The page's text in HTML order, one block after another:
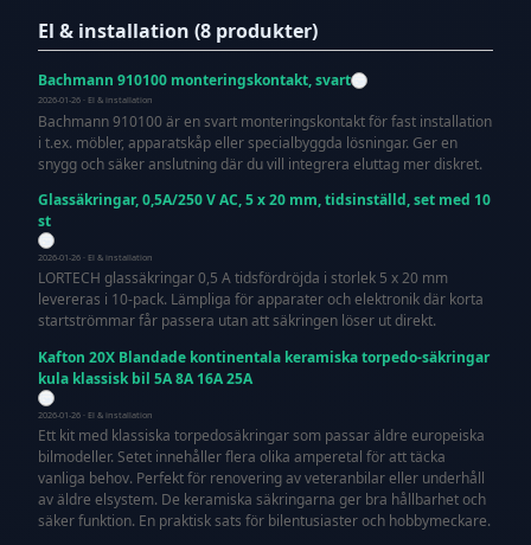
El & installation (8 produkter)
Bachmann 910100 monteringskontakt, svart
2026-01-26 · El & installation
Bachmann 910100 är en svart monteringskontakt för fast installation
i t.ex. möbler, apparatskåp eller specialbyggda lösningar. Ger en
snygg och säker anslutning där du vill integrera eluttag mer diskret.
Glassäkringar, 0,5A/250 V AC, 5 x 20 mm, tidsinställd, set med 10
st
2026-01-26 · El & installation
LORTECH glassäkringar 0,5 A tidsfördröjda i storlek 5 x 20 mm
levereras i 10-pack. Lämpliga för apparater och elektronik där korta
startströmmar får passera utan att säkringen löser ut direkt.
Kafton 20X Blandade kontinentala keramiska torpedo-säkringar
kula klassisk bil 5A 8A 16A 25A
2026-01-26 · El & installation
Ett kit med klassiska torpedosäkringar som passar äldre europeiska
bilmodeller. Setet innehåller flera olika amperetal för att täcka
vanliga behov. Perfekt för renovering av veteranbilar eller underhåll
av äldre elsystem. De keramiska säkringarna ger bra hållbarhet och
säker funktion. En praktisk sats för bilentusiaster och hobbymeckare.